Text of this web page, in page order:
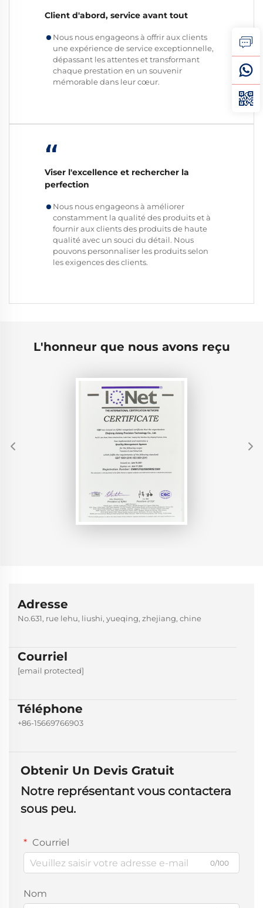
Client d'abord, service avant tout
Nous nous engageons à offrir aux clients
une expérience de service exceptionnelle,
dépassant les attentes et transformant
chaque prestation en un souvenir
mémorable dans leur cœur.
“
Viser l'excellence et rechercher la
perfection
Nous nous engageons à améliorer
constamment la qualité des produits et à
fournir aux clients des produits de haute
qualité avec un souci du détail. Nous
pouvons personnaliser les produits selon
les exigences des clients.
L'honneur que nous avons reçu
Adresse
No.631, rue lehu, liushi, yueqing, zhejiang, chine
Courriel
[email protected]
Téléphone
+86-15669766903
Obtenir Un Devis Gratuit
Notre représentant vous contactera
sous peu.
Courriel
0/100
Nom